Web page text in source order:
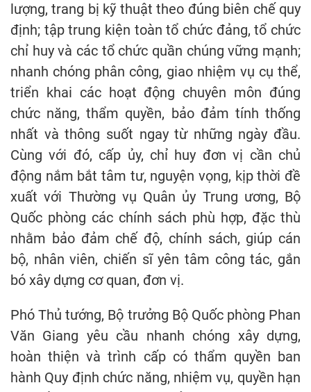
lượng, trang bị kỹ thuật theo đúng biên chế quy
định; tập trung kiện toàn tổ chức đảng, tổ chức
chỉ huy và các tổ chức quần chúng vững mạnh;
nhanh chóng phân công, giao nhiệm vụ cụ thể,
triển khai các hoạt động chuyên môn đúng
chức năng, thẩm quyền, bảo đảm tính thống
nhất và thông suốt ngay từ những ngày đầu.
Cùng với đó, cấp ủy, chỉ huy đơn vị cần chủ
động nắm bắt tâm tư, nguyện vọng, kịp thời đề
xuất với Thường vụ Quân ủy Trung ương, Bộ
Quốc phòng các chính sách phù hợp, đặc thù
nhằm bảo đảm chế độ, chính sách, giúp cán
bộ, nhân viên, chiến sĩ yên tâm công tác, gắn
bó xây dựng cơ quan, đơn vị.
Phó Thủ tướng, Bộ trưởng Bộ Quốc phòng Phan
Văn Giang yêu cầu nhanh chóng xây dựng,
hoàn thiện và trình cấp có thẩm quyền ban
hành Quy định chức năng, nhiệm vụ, quyền hạn